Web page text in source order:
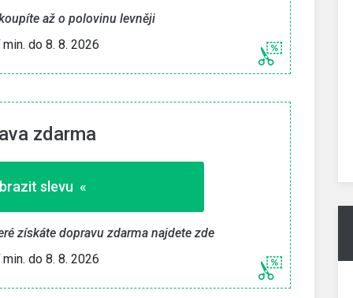
až o polovinu levněji
do 8. 8. 2026
zdarma
slevu «
získáte dopravu zdarma najdete zde
do 8. 8. 2026